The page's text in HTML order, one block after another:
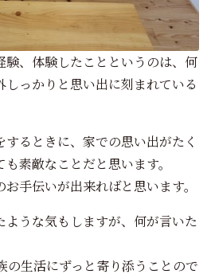
験、体験したことというのは、何
っかりと思い出に刻まれている
るときに、家での思い出がたく
素敵なことだと思います。
手伝いが出来ればと思います。
うな気もしますが、何が言いた
生活にずっと寄り添うことので